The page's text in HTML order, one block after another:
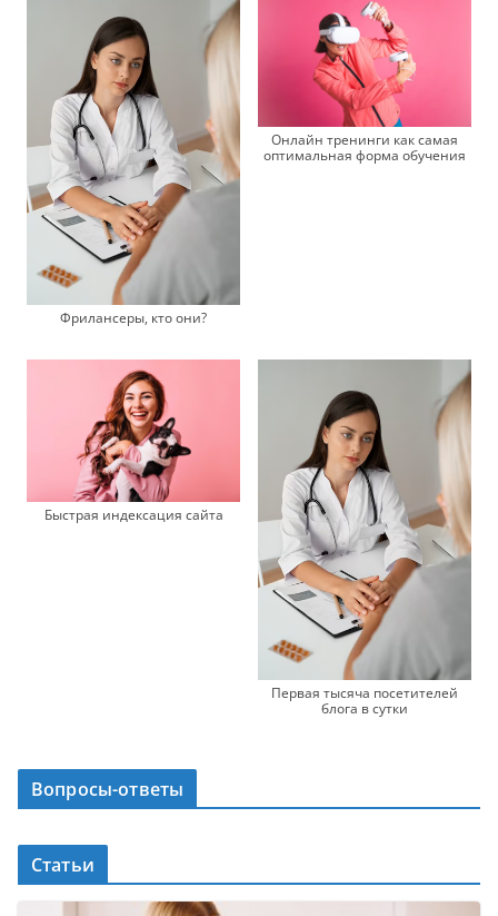
Фрилансеры, кто они?
Онлайн тренинги как самая
оптимальная форма обучения
Быстрая индексация сайта
Первая тысяча посетителей
блога в сутки
Вопросы-ответы
Статьи